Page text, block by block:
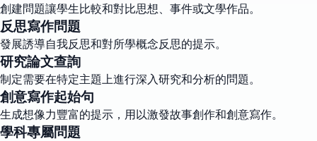
創建問題讓學生比較和對比思想、事件或文學作品。
反思寫作問題
發展誘導自我反思和對所學概念反思的提示。
研究論文查詢
制定需要在特定主題上進行深入研究和分析的問題。
創意寫作起始句
生成想像力豐富的提示，用以激發故事創作和創意寫作。
學科專屬問題